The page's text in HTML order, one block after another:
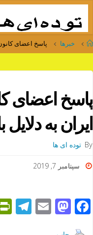
Skip
content
Homeخبرها پاسخ اعضای
پاسخ اعضای
ایران به
By توده ای ها
سپتامبر 7, 2019
F
M
E
T